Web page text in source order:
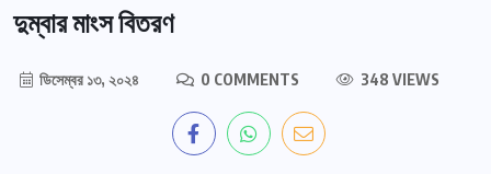
দুম্বার মাংস বিতরণ
ডিসেম্বর ১৩, ২০২৪ 0 COMMENTS 348 VIEWS